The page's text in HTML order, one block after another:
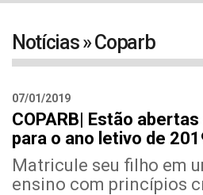
Notícias » Coparb
07/01/2019
COPARB| Estão
para o ano letivo de
Matricule seu filho em
ensino com princípios